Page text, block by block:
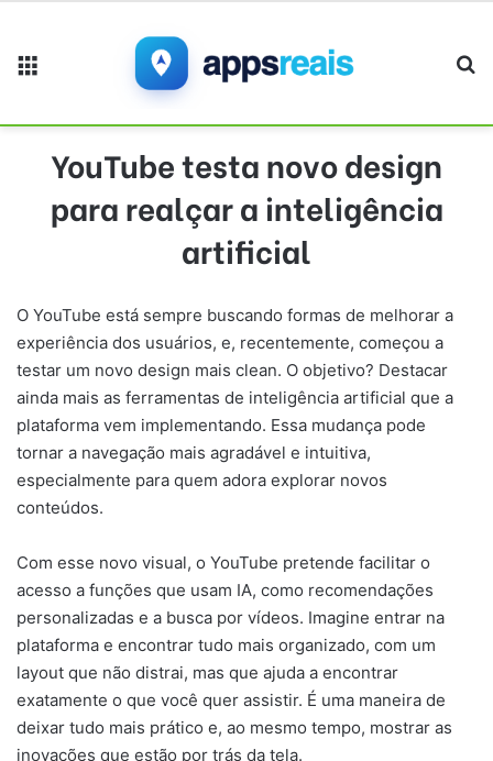
YouTube testa novo design
para realçar a inteligência
artificial
O YouTube está sempre buscando formas de melhorar a
experiência dos usuários, e, recentemente, começou a
testar um novo design mais clean. O objetivo? Destacar
ainda mais as ferramentas de inteligência artificial que a
plataforma vem implementando. Essa mudança pode
tornar a navegação mais agradável e intuitiva,
especialmente para quem adora explorar novos
conteúdos.
Com esse novo visual, o YouTube pretende facilitar o
acesso a funções que usam IA, como recomendações
personalizadas e a busca por vídeos. Imagine entrar na
plataforma e encontrar tudo mais organizado, com um
layout que não distrai, mas que ajuda a encontrar
exatamente o que você quer assistir. É uma maneira de
deixar tudo mais prático e, ao mesmo tempo, mostrar as
inovações que estão por trás da tela.